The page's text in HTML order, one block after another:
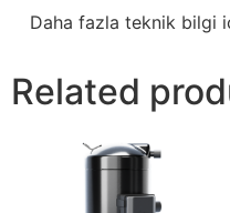
Daha fazla teknik bilgi
Related